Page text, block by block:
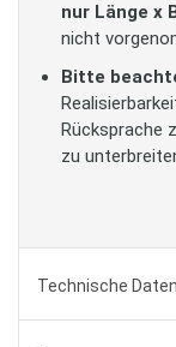
nur Länge x
nicht
Bitte
Rücksprache
zu
Technische Daten